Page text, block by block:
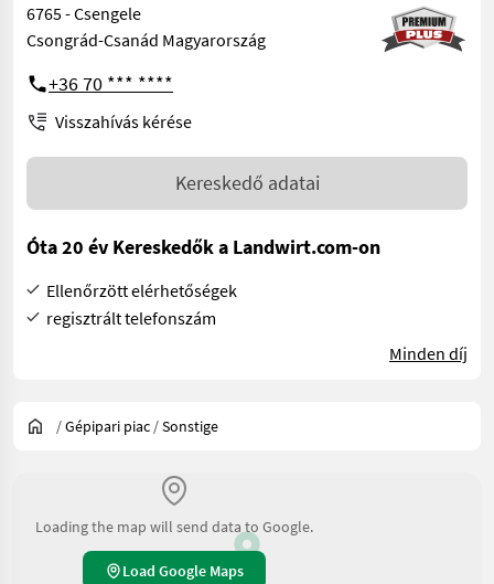
6765 - Csengele
Csongrád-Csanád Magyarország
+36 70 *** ****
Visszahívás kérése
Kereskedő adatai
Óta 20 év Kereskedők a Landwirt.com-on
Ellenőrzött elérhetőségek
regisztrált telefonszám
Minden díj
/Gépipari piac /Sonstige
Loading the map will send data to Google.
Load Google Maps